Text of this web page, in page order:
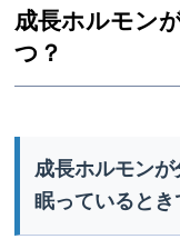
成長ホルモン
つ？
成長ホルモン
眠っているとき